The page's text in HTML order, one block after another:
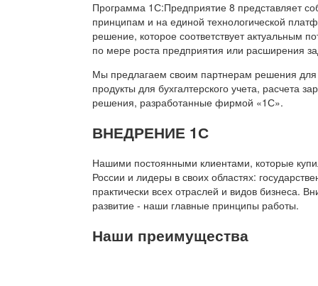
Программа 1С:Предприятие 8 представляет
принципам и на единой технологической
решение, которое соответствует актуальным
по мере роста предприятия или расширения
Мы предлагаем своим партнерам решения для
продукты для бухгалтерского учета, расчета
решения, разработанные фирмой «1С».
ВНЕДРЕНИЕ 1С
Нашими постоянными клиентами, которые
России и лидеры в своих областях:
практически всех отраслей и видов бизнеса.
развитие - наши главные принципы работы.
Наши преимущества